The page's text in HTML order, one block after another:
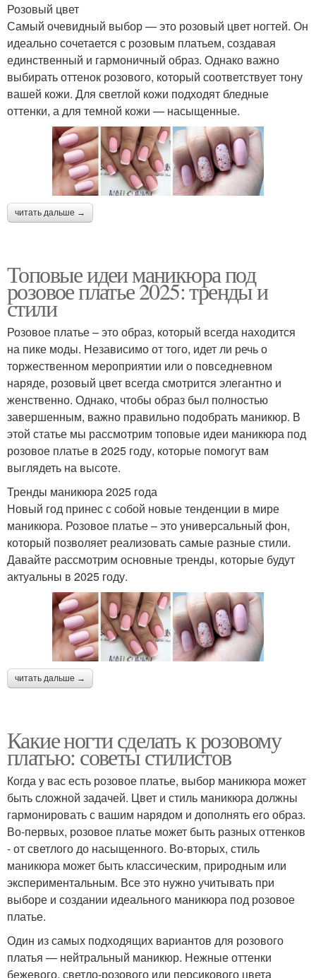
Розовый цвет
Самый очевидный выбор — это розовый цвет ногтей. Он
идеально сочетается с розовым платьем, создавая
единственный и гармоничный образ. Однако важно
выбирать оттенок розового, который соответствует тону
вашей кожи. Для светлой кожи подходят бледные
оттенки, а для темной кожи — насыщенные.
читать дальше →
Топовые идеи маникюра под
розовое платье 2025: тренды и
стили
Розовое платье – это образ, который всегда находится
на пике моды. Независимо от того, идет ли речь о
торжественном мероприятии или о повседневном
наряде, розовый цвет всегда смотрится элегантно и
женственно. Однако, чтобы образ был полностью
завершенным, важно правильно подобрать маникюр. В
этой статье мы рассмотрим топовые идеи маникюра под
розовое платье в 2025 году, которые помогут вам
выглядеть на высоте.
Тренды маникюра 2025 года
Новый год принес с собой новые тенденции в мире
маникюра. Розовое платье – это универсальный фон,
который позволяет реализовать самые разные стили.
Давайте рассмотрим основные тренды, которые будут
актуальны в 2025 году.
читать дальше →
Какие ногти сделать к розовому
платью: советы стилистов
Когда у вас есть розовое платье, выбор маникюра может
быть сложной задачей. Цвет и стиль маникюра должны
гармонировать с вашим нарядом и дополнять его образ.
Во-первых, розовое платье может быть разных оттенков
- от светлого до насыщенного. Во-вторых, стиль
маникюра может быть классическим, природным или
экспериментальным. Все это нужно учитывать при
выборе и создании идеального маникюра под розовое
платье.
Один из самых подходящих вариантов для розового
платья — нейтральный маникюр. Нежные оттенки
бежевого, светло-розового или персикового цвета